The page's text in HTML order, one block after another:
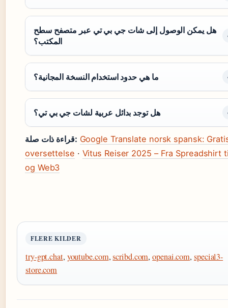
هل يمكن الوصول إلى شات جي بي تي عبر متصفح سطح
المكتب؟
ما هي حدود استخدام النسخة المجانية؟
هل توجد بدائل عربية لشات جي بي تي؟
قراءة ذات صلة: Google Translate norsk spansk:
oversettelse · Vitus Reiser 2025 – Fra Spreadshirt
og Web3
FLERE KILDER
try-gpt.chat, youtube.com,scribd.com,openai.com, special3-
store.com